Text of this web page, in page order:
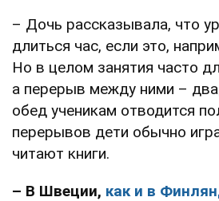
– Дочь рассказывала, что
длиться час, если это,
Но в целом занятия часто
а перерыв между ними –
обед ученикам отводится
перерывов дети обычно
читают книги.
– В Швеции, как и в